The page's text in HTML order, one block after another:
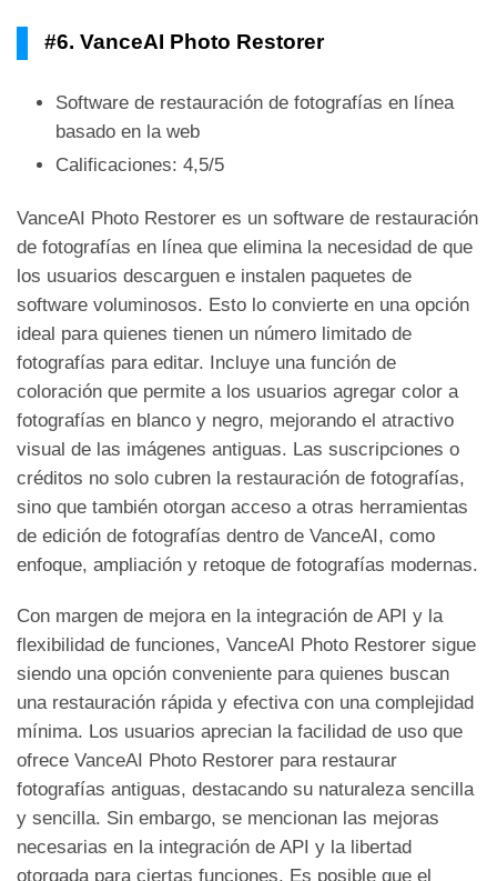
#6. VanceAI Photo Restorer
Software de restauración de fotografías en línea
basado en la web
Calificaciones: 4,5/5
VanceAI Photo Restorer es un software de restauración
de fotografías en línea que elimina la necesidad de que
los usuarios descarguen e instalen paquetes de
software voluminosos. Esto lo convierte en una opción
ideal para quienes tienen un número limitado de
fotografías para editar. Incluye una función de
coloración que permite a los usuarios agregar color a
fotografías en blanco y negro, mejorando el atractivo
visual de las imágenes antiguas. Las suscripciones o
créditos no solo cubren la restauración de fotografías,
sino que también otorgan acceso a otras herramientas
de edición de fotografías dentro de VanceAI, como
enfoque, ampliación y retoque de fotografías modernas.
Con margen de mejora en la integración de API y la
flexibilidad de funciones, VanceAI Photo Restorer sigue
siendo una opción conveniente para quienes buscan
una restauración rápida y efectiva con una complejidad
mínima. Los usuarios aprecian la facilidad de uso que
ofrece VanceAI Photo Restorer para restaurar
fotografías antiguas, destacando su naturaleza sencilla
y sencilla. Sin embargo, se mencionan las mejoras
necesarias en la integración de API y la libertad
otorgada para ciertas funciones. Es posible que el